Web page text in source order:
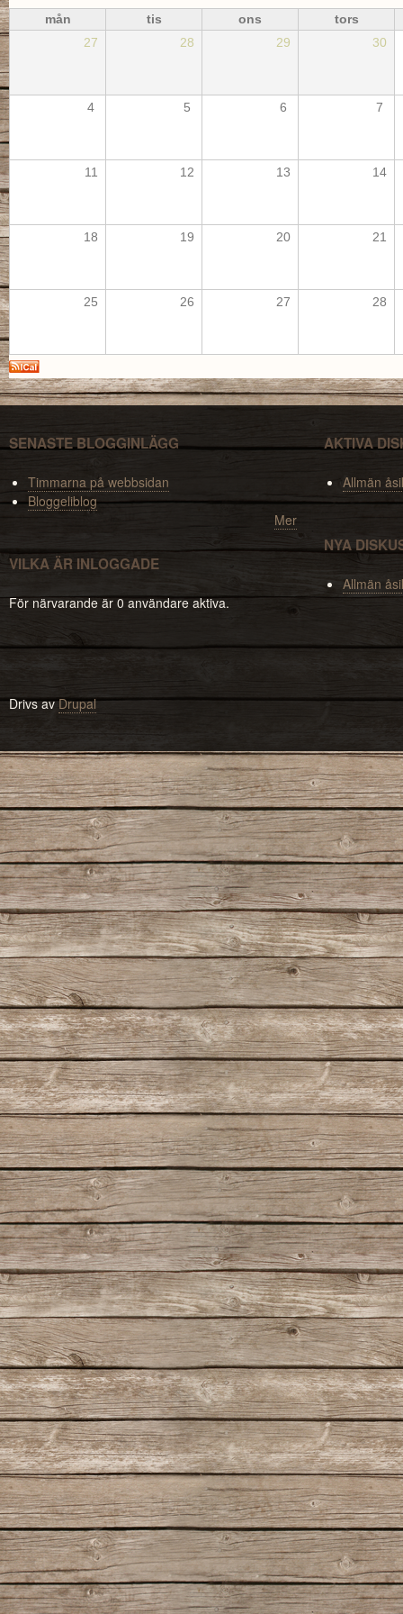
mån tis ons
tors
27
28 29 30
4 5 6 7
11 12 13 14
18 19 20 21
25 26 27 28
SENASTE BLOGGINLÄGG
Timmarna på webbsidan
Bloggeliblog
Mer
VILKA ÄR INLOGGADE
För närvarande är 0 användare aktiva.
AKTIVA
Allmän
NYA
Allmän
Drivs avDrupal